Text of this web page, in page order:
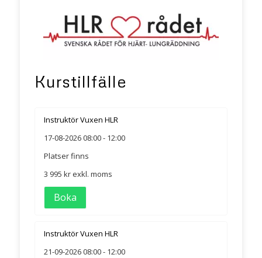
Kurstillfälle
Instruktör Vuxen HLR
17-08-202608:00 - 12:00
Platser finns
3 995 krexkl. moms
Boka
Instruktör Vuxen HLR
21-09-202608:00 - 12:00